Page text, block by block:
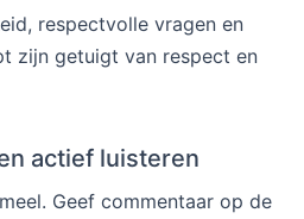
respectvolle vragen en
zijn getuigt van respect en
actief luisteren
Geef commentaar op de